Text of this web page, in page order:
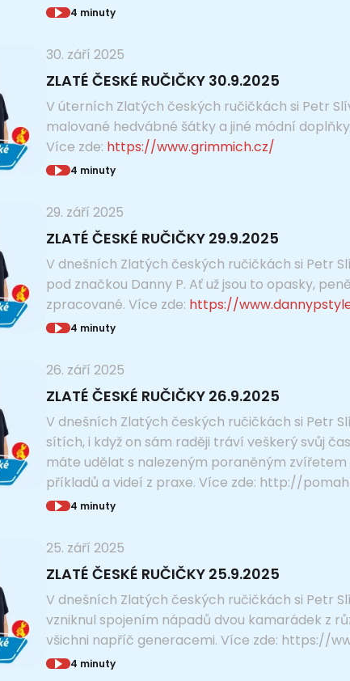
4 minuty
30. září 2025
ZLATÉ ČESKÉ RUČIČKY 30.9.2025
V úterních Zlatých českých ručičkách si Petr
malované hedvábné šátky a jiné módní
Více zde: https://www.grimmich.cz/
4 minuty
29. září 2025
ZLATÉ ČESKÉ RUČIČKY 29.9.2025
V dnešních Zlatých českých ručičkách si Petr
pod značkou Danny P. Ať už jsou to opasky,
zpracované. Více zde: https://
4 minuty
26. září 2025
ZLATÉ ČESKÉ RUČIČKY 26.9.2025
V dnešních Zlatých českých ručičkách si Petr
sítích, i když on sám raději tráví veškerý svůj
máte udělat s nalezeným poraněným
příkladů a videí z praxe. Více zde: http://
4 minuty
25. září 2025
ZLATÉ ČESKÉ RUČIČKY 25.9.2025
V dnešních Zlatých českých ručičkách si Petr
vzniknul spojením nápadů dvou kamarádek z
všichni napříč generacemi. Více zde: https://
4 minuty